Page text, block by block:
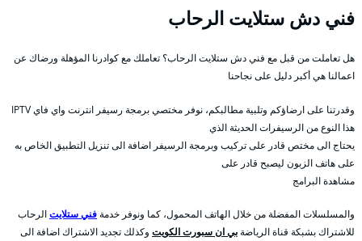
فني دش ستلايت الرحاب
هل تعاملت من قبل مع فني دش ستلايت الرحاب؟ تعاملك مع كوادرنا المؤهلة ورضاك عن
اعمالنا هي أكبر دليل على نجاحنا
وقدرتنا على ارضاؤكم وتلبية مطالبكم، نوفر مختصي برمجة رسيفر انترنت واي فاي IPTV
هذا النوع من الرسيفرات الحديثة الذي
يحتاج الى مختص قادر على تركيب وبرمجة الرسيفر اضافة الى تنزيل التطبيق الخاص به
على هاتف الزبون ليصبح قادر على
مشاهدة البرامج
والمسلسلات المفضلة من خلال الهاتف المحمول، كما ونوفر خدمةفني ستلايتالرحاب
للاشتراك بشبكة قناة الرياضةبي ان سبورت الكويت وكذلك تجديد الاشتراك اضافة الى